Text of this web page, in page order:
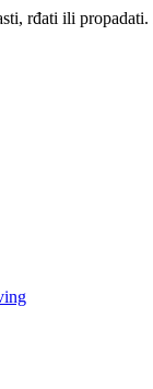
rđati ili